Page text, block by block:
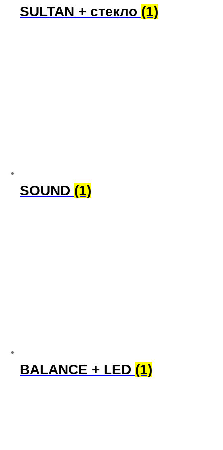
SULTAN + стекло (1)
SOUND (1)
BALANCE + LED (1)